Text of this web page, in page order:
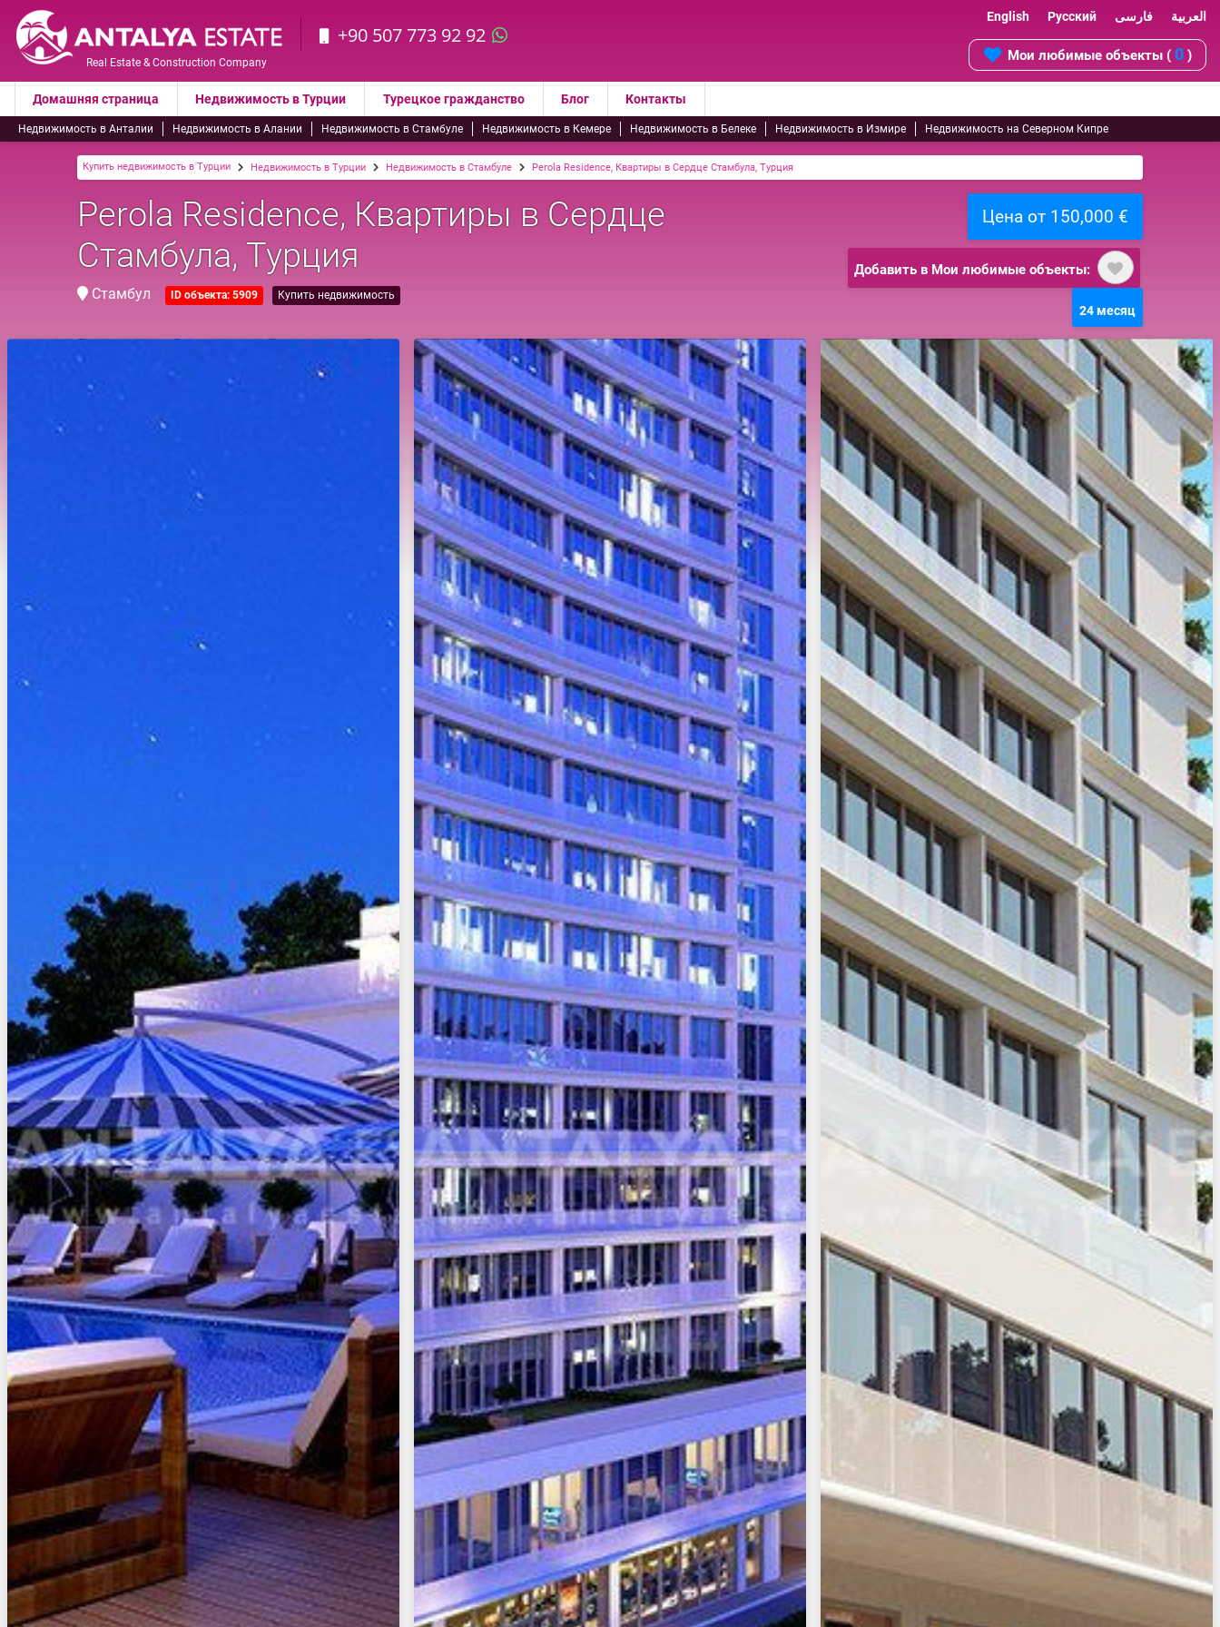
Real Estate & Construction Company
+90 507 773 92 92
English Русский فارسی العربية
Мои любимые объекты ( 0 )
Домашняя страница Недвижимость в Турции Турецкое гражданство Блог Контакты
Недвижимость в Анталии Недвижимость в Алании Недвижимость в Стамбуле Недвижимость в Кемере Недвижимость в Белеке Недвижимость в Измире Недвижимость на Северном Кипре
Купить недвижимость в Турции Недвижимость в Турции Недвижимость в Стамбуле Perola Residence, Квартиры в Сердце Стамбула, Турция
Perola Residence, Квартиры в Сердце
Стамбула, Турция
Стамбул ID объекта: 5909 Купить недвижимость
Цена от 150,000 €
Добавить в Мои любимые объекты:
24 месяц